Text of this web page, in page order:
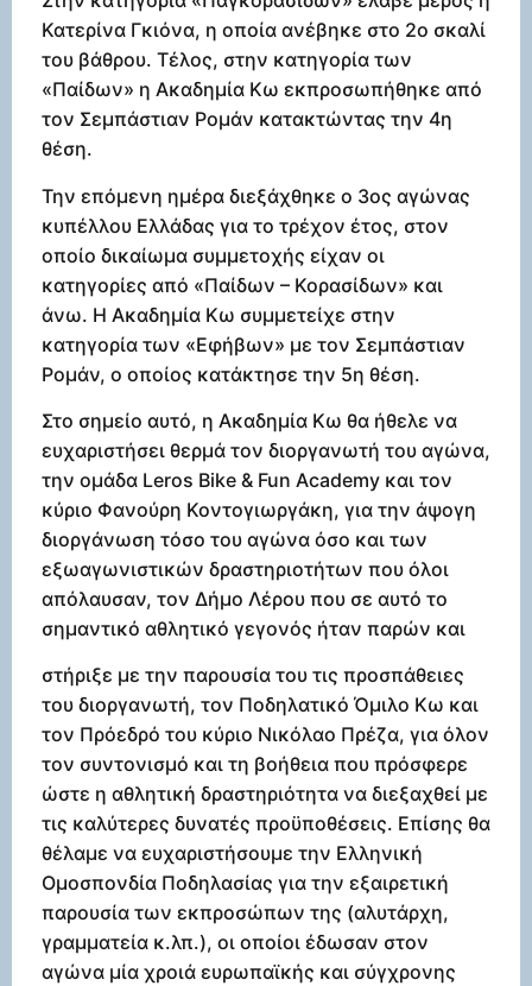
Κατερίνα Γκιόνα, η οποία ανέβηκε στο 2ο σκαλί
του βάθρου. Τέλος, στην κατηγορία των
«Παίδων» η Ακαδημία Κω εκπροσωπήθηκε από
τον Σεμπάστιαν Ρομάν κατακτώντας την 4η
θέση.
Την επόμενη ημέρα διεξάχθηκε ο 3ος αγώνας
κυπέλλου Ελλάδας για το τρέχον έτος, στον
οποίο δικαίωμα συμμετοχής είχαν οι
κατηγορίες από «Παίδων – Κορασίδων» και
άνω. Η Ακαδημία Κω συμμετείχε στην
κατηγορία των «Εφήβων» με τον Σεμπάστιαν
Ρομάν, ο οποίος κατάκτησε την 5η θέση.
Στο σημείο αυτό, η Ακαδημία Κω θα ήθελε να
ευχαριστήσει θερμά τον διοργανωτή του αγώνα,
την ομάδα Leros Bike & Fun Academy και τον
κύριο Φανούρη Κοντογιωργάκη, για την άψογη
διοργάνωση τόσο του αγώνα όσο και των
εξωαγωνιστικών δραστηριοτήτων που όλοι
απόλαυσαν, τον Δήμο Λέρου που σε αυτό το
σημαντικό αθλητικό γεγονός ήταν παρών και
στήριξε με την παρουσία του τις προσπάθειες
του διοργανωτή, τον Ποδηλατικό Όμιλο Κω και
τον Πρόεδρό του κύριο Νικόλαο Πρέζα, για όλον
τον συντονισμό και τη βοήθεια που πρόσφερε
ώστε η αθλητική δραστηριότητα να διεξαχθεί με
τις καλύτερες δυνατές προϋποθέσεις. Επίσης θα
θέλαμε να ευχαριστήσουμε την Ελληνική
Ομοσπονδία Ποδηλασίας για την εξαιρετική
παρουσία των εκπροσώπων της (αλυτάρχη,
γραμματεία κ.λπ.), οι οποίοι έδωσαν στον
αγώνα μία χροιά ευρωπαϊκής και σύγχρονης